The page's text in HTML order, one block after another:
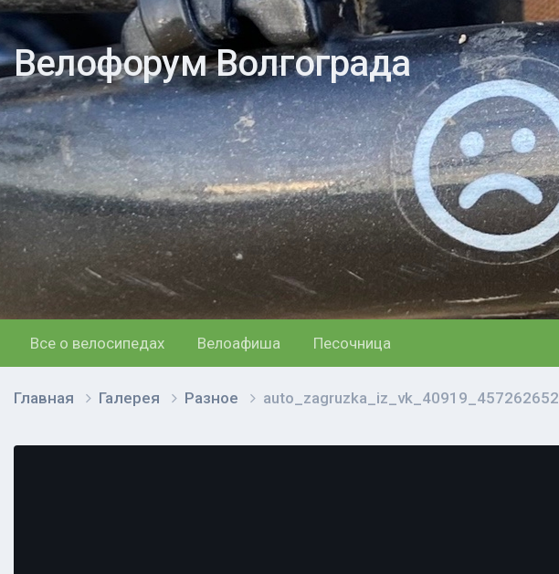
Велофорум Волгограда
Все о велосипедах Велоафиша Песочница
Главная Галерея Разное auto_zagruzka_iz_vk_40919_457262652